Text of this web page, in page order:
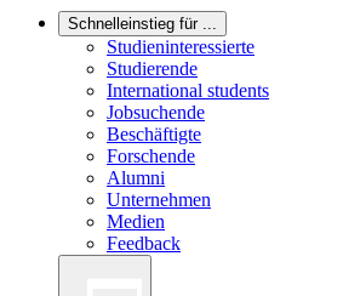
Schnelleinstieg für ...
Studieninteressierte
Studierende
International students
Jobsuchende
Beschäftigte
Forschende
Alumni
Unternehmen
Medien
Feedback